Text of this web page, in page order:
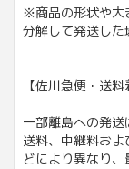
※商品の形状や大
分解して発送し
【佐川急便・送
一部離島への発
送料、中継料お
どにより異なり、